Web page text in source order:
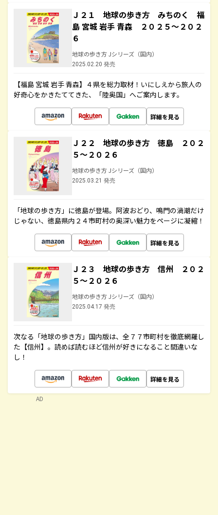
Ｊ２１ 地球の歩き方 みちのく 福
島 宮城 岩手 青森 ２０２５～２０２
６
地球の歩き方 Jシリーズ（国内）
2025.02.20 発売
【福島 宮城 岩手 青森】４県を総力取材！いにしえから旅人の
好奇心をかきたててきた、「陸奥国」へご案内します。
詳細を見る
Ｊ２２ 地球の歩き方 徳島 ２０２
５～２０２６
地球の歩き方 Jシリーズ（国内）
2025.03.21 発売
「地球の歩き方」に徳島が登場。阿波おどり、鳴門の渦潮だけ
じゃない、徳島県内２４市町村の奥深い魅力をページに凝縮！
詳細を見る
Ｊ２３ 地球の歩き方 信州 ２０２
５～２０２６
地球の歩き方 Jシリーズ（国内）
2025.04.17 発売
次なる「地球の歩き方」国内版は、全７７市町村を徹底網羅し
た【信州】。読めば読むほど信州が好きになること間違いな
し！
詳細を見る
AD